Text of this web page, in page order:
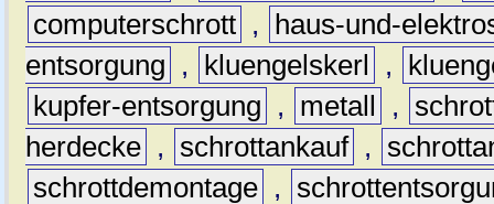
computerschrott ,
haus-und-
entsorgung
, kluengelskerl ,
kupfer-entsorgung
, metall ,
herdecke , schrottankauf ,
schrottdemontage ,